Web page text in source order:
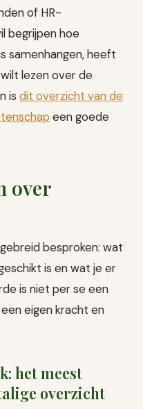
of HR-
begrijpen hoe
samenhangen, heeft
lezen over de
is dit overzicht van de
een goede
over
besproken: wat
is en wat je er
is niet per se een
eigen kracht en
het meest
overzicht